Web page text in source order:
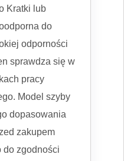
Kratki lub
do
odporności
sprawdza się w
pracy
Model szyby
dopasowania
zakupem
do zgodności